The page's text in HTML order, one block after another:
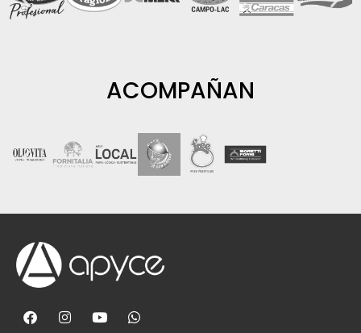
ACOMPAÑAN